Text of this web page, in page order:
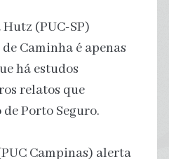
(PUC-SP)
Caminha é apenas
há estudos
relatos que
Porto Seguro.
Campinas) alerta